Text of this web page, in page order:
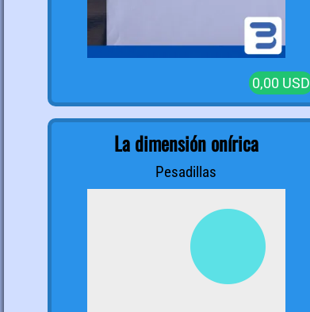
0,00 USD
La dimensión onírica
Pesadillas